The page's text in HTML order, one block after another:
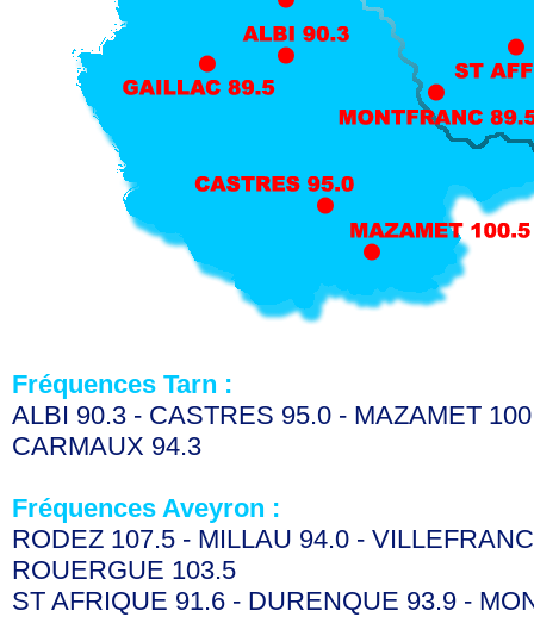
Fréquences Tarn :
ALBI 90.3 - CASTRES 95.0 - MAZAMET
CARMAUX 94.3
Fréquences Aveyron :
RODEZ 107.5 - MILLAU 94.0 -
ROUERGUE 103.5
ST AFRIQUE 91.6 - DURENQUE 93.9 -